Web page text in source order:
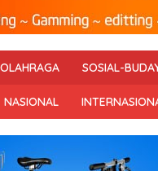
OLAHRAGA SOSIAL-
NASIONAL